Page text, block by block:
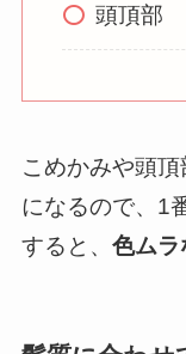
頭頂部
こめかみや頭
になるので、1
すると、 色ムラ